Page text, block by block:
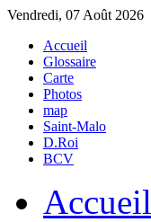
Vendredi, 07 Août 2026
Accueil
Glossaire
Carte
Photos
map
Saint-Malo
D.Roi
BCV
Accueil